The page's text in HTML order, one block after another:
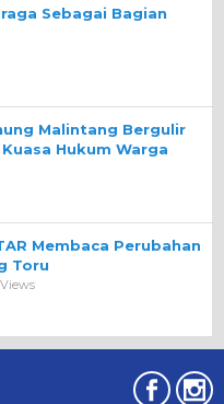
Sebagai Bagian
Malintang Bergulir
Hukum Warga
Membaca Perubahan
Toru